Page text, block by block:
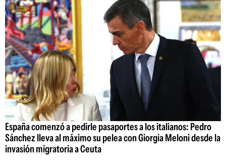
España comenzó a pedirle pasaportes a los italianos: Pedro
Sánchez lleva al máximo su pelea con Giorgia Meloni desde la
invasión migratoria a Ceuta